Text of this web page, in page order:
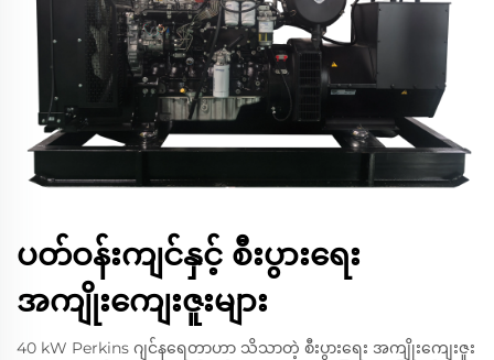
ပတ်ဝန်းကျင်နှင့် စီးပွားရေး
အကျိုးကျေးဇူးများ
40 kW Perkins ဂျင်နရေတာဟာ သိသာတဲ့ စီးပွားရေး အကျိုးကျေးဇူး